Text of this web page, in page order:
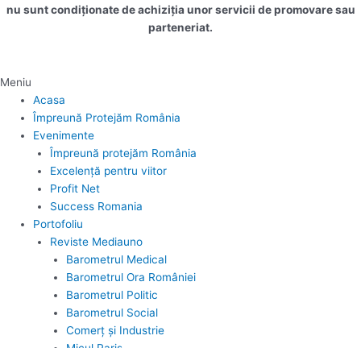
nu sunt condiționate de achiziția unor servicii de promovare sau
parteneriat.
Meniu
Acasa
Împreună Protejăm România
Evenimente
Împreună protejăm România
Excelență pentru viitor
Profit Net
Success Romania
Portofoliu
Reviste Mediauno
Barometrul Medical
Barometrul Ora României
Barometrul Politic
Barometrul Social
Comerț și Industrie